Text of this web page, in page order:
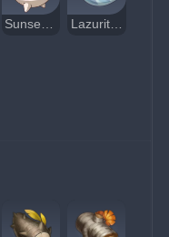
Sunset Cloud Angler Lazurite Axe Marlin